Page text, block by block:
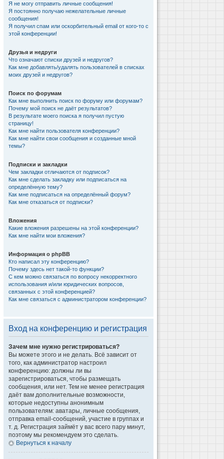
Я не могу отправить личные сообщения!
Я постоянно получаю нежелательные личные
сообщения!
Я получил спам или оскорбительный email от кого-то с
этой конференции!
Друзья и недруги
Что означают списки друзей и недругов?
Как мне добавлять/удалять пользователей в списках
моих друзей и недругов?
Поиск по форумам
Как мне выполнить поиск по форуму или форумам?
Почему мой поиск не даёт результатов?
В результате моего поиска я получил пустую
страницу!
Как мне найти пользователя конференции?
Как мне найти свои сообщения и созданные мной
темы?
Подписки и закладки
Чем закладки отличаются от подписок?
Как мне сделать закладку или подписаться на
определённую тему?
Как мне подписаться на определённый форум?
Как мне отказаться от подписки?
Вложения
Какие вложения разрешены на этой конференции?
Как мне найти мои вложения?
Информация о phpBB
Кто написал эту конференцию?
Почему здесь нет такой-то функции?
С кем можно связаться по вопросу некорректного
использования и/или юридических вопросов,
связанных с этой конференцией?
Как мне связаться с администратором конференции?
Вход на конференцию и регистрация
Зачем мне нужно регистрироваться?
Вы можете этого и не делать. Всё зависит от
того, как администратор настроил
конференцию: должны ли вы
зарегистрироваться, чтобы размещать
сообщения, или нет. Тем не менее регистрация
даёт вам дополнительные возможности,
которые недоступны анонимным
пользователям: аватары, личные сообщения,
отправка email-сообщений, участие в группах и
т. д. Регистрация займёт у вас всего пару минут,
поэтому мы рекомендуем это сделать.
Вернуться к началу